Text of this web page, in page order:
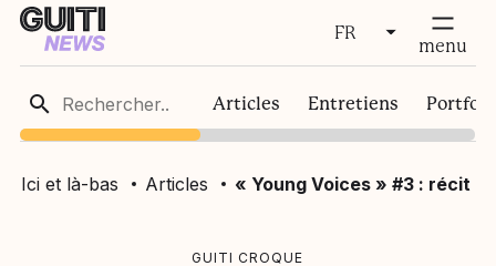
FR
FR
EN
fermer menu
Articles Entretiens
Ici et là-bas Articles « Young Voices » #3 : récit
GUITI CROQUE